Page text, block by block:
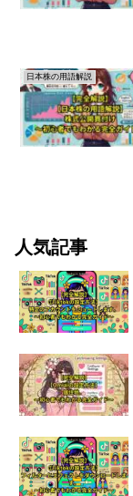
日本株の用語解説
人気記事